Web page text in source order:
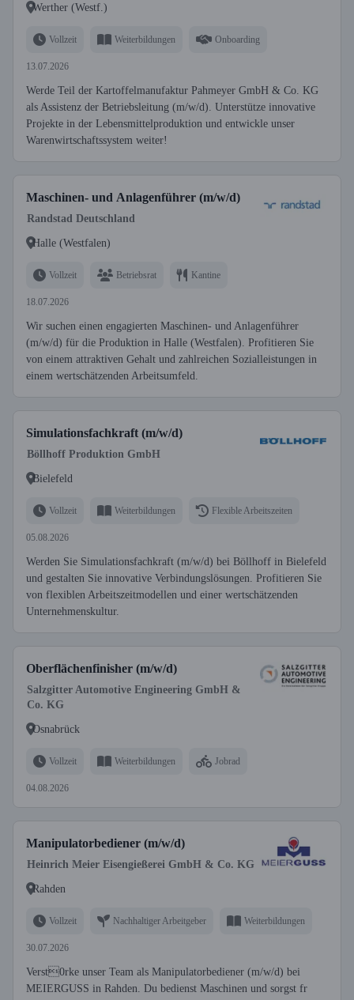
Werther (Westf.)
Vollzeit Weiterbildungen Onboarding
13.07.2026
Werde Teil der Kartoffelmanufaktur Pahmeyer GmbH & Co. KG
als Assistenz der Betriebsleitung (m/w/d). Unterstütze innovative
Projekte in der Lebensmittelproduktion und entwickle unser
Warenwirtschaftssystem weiter!
Maschinen- und Anlagenführer (m/w/d)
Randstad Deutschland
Halle (Westfalen)
Vollzeit Betriebsrat Kantine
18.07.2026
Wir suchen einen engagierten Maschinen- und Anlagenführer
(m/w/d) für die Produktion in Halle (Westfalen). Profitieren Sie
von einem attraktiven Gehalt und zahlreichen Sozialleistungen in
einem wertschätzenden Arbeitsumfeld.
Simulationsfachkraft (m/w/d)
Böllhoff Produktion GmbH
Bielefeld
Vollzeit Weiterbildungen Flexible Arbeitszeiten
05.08.2026
Werden Sie Simulationsfachkraft (m/w/d) bei Böllhoff in Bielefeld
und gestalten Sie innovative Verbindungslösungen. Profitieren Sie
von flexiblen Arbeitszeitmodellen und einer wertschätzenden
Unternehmenskultur.
Oberflächenfinisher (m/w/d)
Salzgitter Automotive Engineering GmbH &
Co. KG
Osnabrück
Vollzeit Weiterbildungen Jobrad
04.08.2026
Manipulatorbediener (m/w/d)
Heinrich Meier Eisengießerei GmbH & Co. KG
Rahden
Vollzeit Nachhaltiger Arbeitgeber Weiterbildungen
30.07.2026
Verst0rke unser Team als Manipulatorbediener (m/w/d) bei
MEIERGUSS in Rahden. Du bedienst Maschinen und sorgst fr